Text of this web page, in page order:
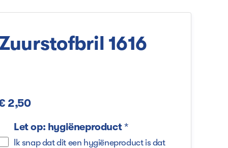
1616
2,50
Let op: hygiëneproduct*
Ik snap dat dit een hygiëneproduct is dat